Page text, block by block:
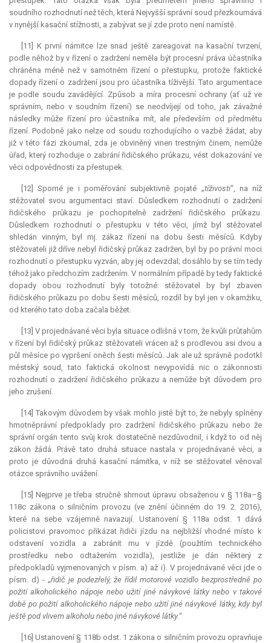
soudního rozhodnutí než těch, která Nejvyšší správní soud přezkoumává
v nynější kasační stížnosti, a zabývat se jí zde proto není namístě.
[11] K první námitce lze snad ještě zareagovat na kasační tvrzení,
podle něhož by v řízení o zadržení neměla být procesní práva účastníka
chráněna méně než v samotném řízení o přestupku, protože faktické
dopady řízení o zadržení jsou pro účastníka tíživější. Tato argumentace
je podle soudu zavádějící. Způsob a míra procesní ochrany (ať už ve
správním, nebo v soudním řízení) se neodvíjejí od toho, jak závažné
následky může řízení pro účastníka mít, ale především od předmětu
řízení. Podobně jako nelze od soudu rozhodujícího o vazbě žádat, aby
již v této fázi zkoumal, zda je obviněný vinen trestným činem, nemůže
úřad, který rozhoduje o zabrání řidičského průkazu, vést dokazování ve
věci odpovědnosti za přestupek.
[12] Sporné je i poměřování subjektivně pojaté „tíživosti“, na níž
stěžovatel svou argumentaci staví. Důsledkem rozhodnutí o zadržení
řidičského průkazu je pochopitelně zadržení řidičského průkazu.
Důsledkem rozhodnutí o přestupku v této věci, jímž byl stěžovatel
shledán vinným, byl mj. zákaz řízení na dobu šesti měsíců. Kdyby
stěžovateli již dříve nebyl řidičský průkaz zadržen, byl by po právní moci
rozhodnutí o přestupku vyzván, aby jej odevzdal; dosáhlo by se tím tedy
téhož jako předchozím zadržením. V normálním případě by tedy faktické
dopady obou rozhodnutí byly totožné: stěžovatel by byl zbaven
řidičského průkazu po dobu šesti měsíců, rozdíl by byl jen v okamžiku,
od kterého tato doba začala běžet.
[13] V projednávané věci byla situace odlišná v tom, že kvůli průtahům
v řízení byl řidičský průkaz stěžovateli vrácen až s prodlevou asi dvou a
půl měsíce po vypršení oněch šesti měsíců. Jak ale už správně podotkl
městský soud, tato faktická okolnost nevypovídá nic o zákonnosti
rozhodnutí o zadržení řidičského průkazu a nemůže být důvodem pro
jeho zrušení.
[14] Takovým důvodem by však mohlo jistě být to, že nebyly splněny
hmotněprávní předpoklady pro zadržení řidičského průkazu nebo že
správní orgán tento svůj krok dostatečně nezdůvodnil, i když to od něj
zákon žádá. Právě tato druhá situace nastala v projednávané věci, a
proto je důvodná druhá kasační námitka, v níž se stěžovatel věnoval
otázce správního uvážení.
[15] Nejprve je třeba stručně shrnout úpravu obsaženou v § 118a–§
118c zákona o silničním provozu (ve znění účinném do 19. 2. 2016),
které na sebe vzájemně navazují. Ustanovení § 118a odst. 1 dává
policistovi pravomoc přikázat řidiči jízdu na nejbližší vhodné místo k
odstavení vozidla a zabránit mu v jízdě (použitím technického
prostředku nebo odtažením vozidla), jestliže je dán některý z
předpokladů vyjmenovaných v písm. a) až i). V projednávané věci jde o
písm. d) - „řidič je podezřelý, že řídil motorové vozidlo bezprostředně po
požití alkoholického nápoje nebo užití jiné návykové látky nebo v takové
době po požití alkoholického nápoje nebo užití jiné návykové látky, kdy byl
ještě pod vlivem alkoholu nebo jiné návykové látky.“
[16] Ustanovení § 118b odst. 1 zákona o silničním provozu opravňuje